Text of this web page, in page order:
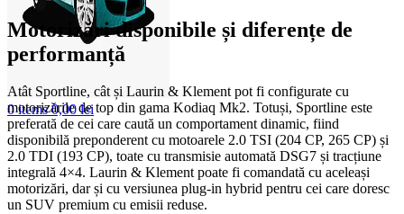
0items 0,00lei
Motorizări disponibile și diferențe de
performanță
Atât Sportline, cât și Laurin & Klement pot fi configurate cu
motorizările de top din gama Kodiaq Mk2. Totuși, Sportline este
preferată de cei care caută un comportament dinamic, fiind
disponibilă preponderent cu motoarele 2.0 TSI (204 CP, 265 CP) și
2.0 TDI (193 CP), toate cu transmisie automată DSG7 și tracțiune
integrală 4×4. Laurin & Klement poate fi comandată cu aceleași
motorizări, dar și cu versiunea plug-in hybrid pentru cei care doresc
un SUV premium cu emisii reduse.